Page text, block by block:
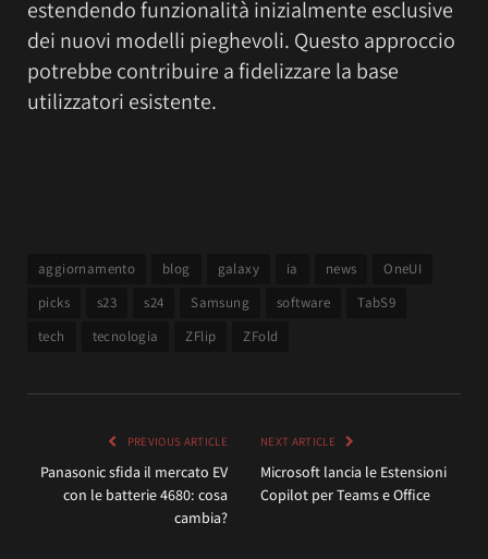
estendendo funzionalità inizialmente esclusive
dei nuovi modelli pieghevoli. Questo approccio
potrebbe contribuire a fidelizzare la base
utilizzatori esistente.
aggiornamento blog galaxy ia news
OneUI
picks
s23 s24 Samsung software
TabS9
tech
tecnologia ZFlip ZFold
PREVIOUS ARTICLE
Panasonic sfida il mercato EV
con le batterie 4680: cosa
cambia?
NEXT ARTICLE
Microsoft lancia le Estensioni
Copilot per Teams e Office